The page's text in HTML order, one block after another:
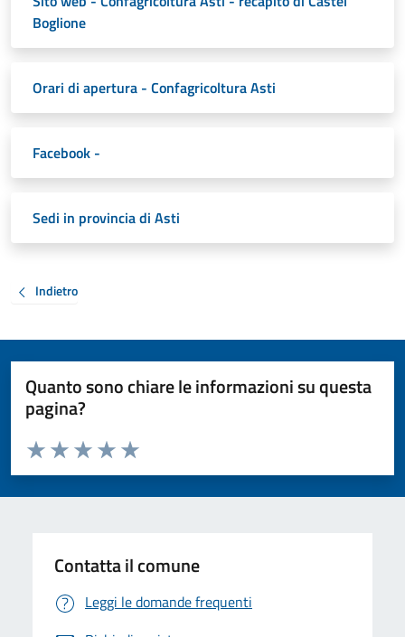
Boglione
Orari di apertura - Confagricoltura Asti
Facebook -
Sedi in provincia di Asti
Indietro
Quanto sono chiare le informazioni su questa
pagina?
Valuta da 1 a 5 stelle la pagina
Valuta 5 stelle su 5
Valuta 4 stelle su 5
Valuta 3 stelle su 5
Valuta 2 stelle su 5
Valuta 1 stelle su 5
Contatta il comune
Leggi le domande frequenti